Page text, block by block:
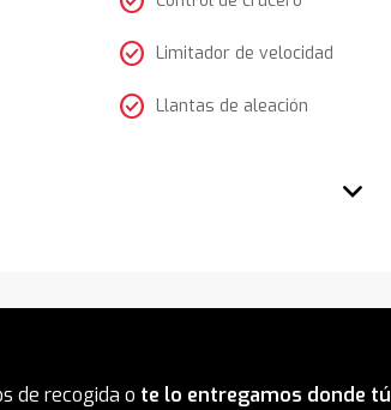
check_circle Limitador de velocidad
check_circle Llantas de aleación
de recogida o te lo entregamos donde tú